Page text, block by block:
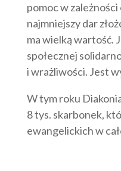
pomoc w
najmniejszy dar
ma wielką wartość.
społecznej
i wrażliwości. Jest
W tym roku
8 tys. skarbonek,
ewangelickich w